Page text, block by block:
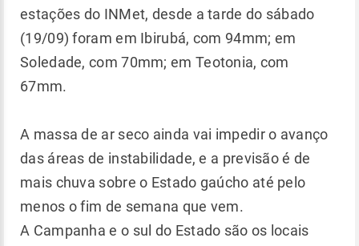
estações do INMet, desde a tarde do sábado
(19/09) foram em Ibirubá, com 94mm; em
Soledade, com 70mm; em Teotonia, com
67mm.
A massa de ar seco ainda vai impedir o avanço
das áreas de instabilidade, e a previsão é de
mais chuva sobre o Estado gaúcho até pelo
menos o fim de semana que vem.
A Campanha e o sul do Estado são os locais